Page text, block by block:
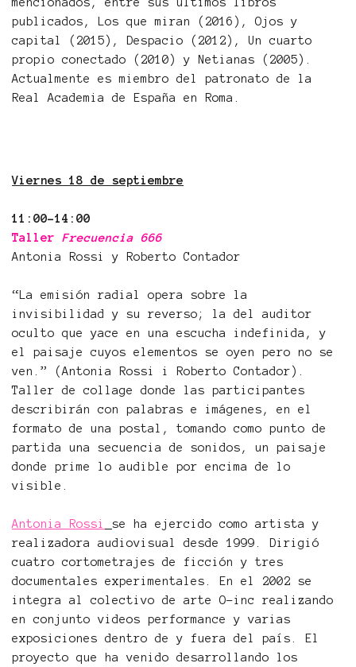
publicados, Los que miran (2016), Ojos y
capital (2015), Despacio (2012), Un cuarto
propio conectado (2010) y Netianas (2005).
Actualmente es miembro del patronato de la
Real Academia de España en Roma.
Viernes 18 de septiembre
11:00-14:00
Taller Frecuencia 666
Antonia Rossi y Roberto Contador
“La emisión radial opera sobre la
invisibilidad y su reverso; la del auditor
oculto que yace en una escucha indefinida, y
el paisaje cuyos elementos se oyen pero no se
ven.” (Antonia Rossi i Roberto Contador).
Taller de collage donde las participantes
describirán con palabras e imágenes, en el
formato de una postal, tomando como punto de
partida una secuencia de sonidos, un paisaje
donde prime lo audible por encima de lo
visible.
Antonia Rossi
se ha ejercido como artista y
realizadora audiovisual desde 1999. Dirigió
cuatro cortometrajes de ficción y tres
documentales experimentales. En el 2002 se
integra al colectivo de arte O-inc realizando
en conjunto videos performance y varias
exposiciones dentro de y fuera del país. El
proyecto que ha venido desarrollando los